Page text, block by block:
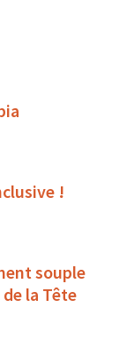
!
souple
la Tête